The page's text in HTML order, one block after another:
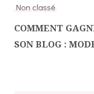
Non classé
COMMENT
SON BLOG :